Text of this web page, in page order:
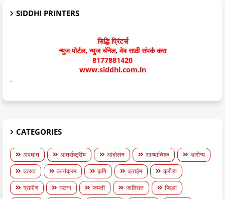
SIDDHI PRINTERS
सिद्धि प्रिंटर्स
न्युज पोर्टल, न्युज चॅनेल, वेब साठी संपर्क करा
8177881420
www.siddhi.com.in
.
CATEGORIES
अपघात आंतर्राष्ट्रीय आंदोलन आध्यात्मिक
आरोग्य
उत्सव
कार्यक्रम कृषि क्राईम
क्रीडा
ग्रामीण
घटना जयंती जाहिरात
जिल्हा